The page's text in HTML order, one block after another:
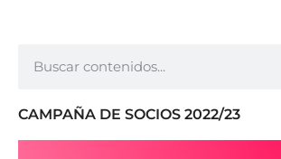
CAMPAÑA DE SOCIOS 2022/23